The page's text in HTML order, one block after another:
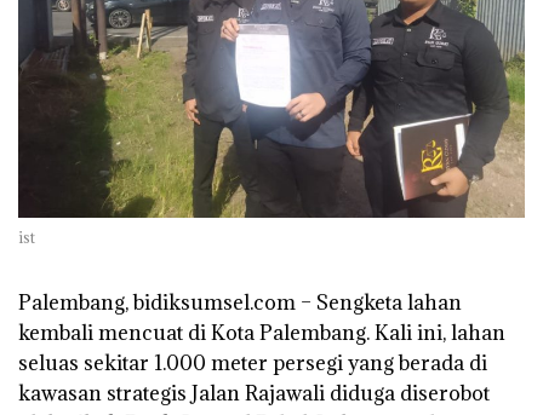
ist
Palembang, bidiksumsel.com – Sengketa lahan
kembali mencuat di Kota Palembang. Kali ini, lahan
seluas sekitar 1.000 meter persegi yang berada di
kawasan strategis Jalan Rajawali diduga diserobot